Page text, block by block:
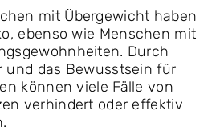
mit Übergewicht haben
ebenso wie Menschen mit
Durch
und das Bewusstsein für
können viele Fälle von
verhindert oder effektiv